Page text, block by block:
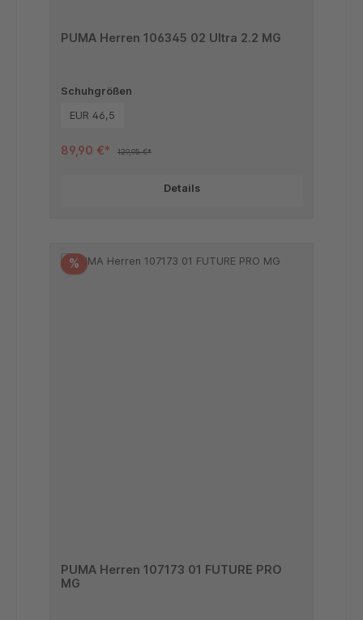
PUMA Herren 106345 02 Ultra 2.2 MG
Schuhgrößen
EUR 46,5
89,90 €* 129,95 €*
Details
%
PUMA Herren 107173 01 FUTURE PRO
MG